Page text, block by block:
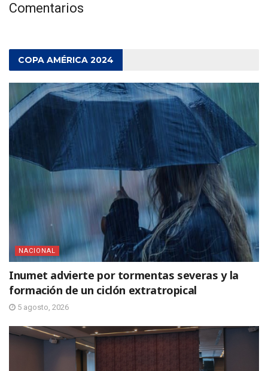
Comentarios
COPA AMÉRICA 2024
NACIONAL
Inumet advierte por tormentas severas y la
formación de un ciclón extratropical
5 agosto, 2026